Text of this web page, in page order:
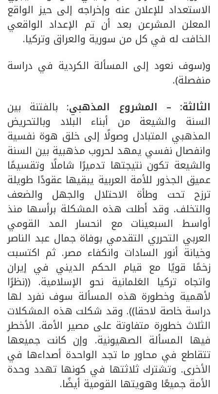
الاستعداد للإعلان عنه وإخراجه إلى حيز الواقع
المعلن المشرعن بعد أن تم الإعداد الواقعي
الخافت له في كل من سورية والعراق وتركيا.
و(سوف نعود إلى المسألة الكردية في دراسة
منفصلة).
الثالثة: – المشروع المذهبي: بالفتنة بين
السنة والشيعة من أبناء البلاد وبالتحريض
المذهبي المتبادل وصولًا إلى خلق هوة نفسية
وانفصال نفسي يمهد لحروب مذهبية بين السنة
والشيعة تكون نتيجتها تدميرًا شاملًا وتقسيمًا
عميق الجذور للأمة العربية يبقيها عقودًا طويلة
ترزح تحت وطأة الاحتلال والجهل والضعف
والتخلف. وقد أطلت هذه المشكلة برأسها منذ
أواسط السبعينات مع انحسار المد القومي
العربي التحرري التقدمي بوفاة جمال عبد الناصر
وخيانة أنور السادات وانكفاء مصر. ثم اكتسبت
زخمًا قويًا مع قيام الحكم الديني في إيران
واتجاه تركيا العَلمانية نحو الإسلامية. ((نظرًا
لأهمية وخطورة هذه المسألة سوف نفرد لها
دراسة خاصة لاحقا)). وقد شكلت هذه المشكلات
الثلاث خطورة متفاوتة على مصير الأمة. الأخطر
فيها المسألة الصهيونية. وإن كانت جميعها
تتقاطع في محاور ما تجد الواحدة أصداءها في
الأخرى. وتشترك ثلاثتها في كونها تهدد وحدة
الأمة جميعًا وهويتها القومية أيضًا.